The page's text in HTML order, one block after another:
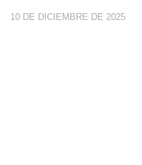
10 DE DICIEMBRE DE 2025